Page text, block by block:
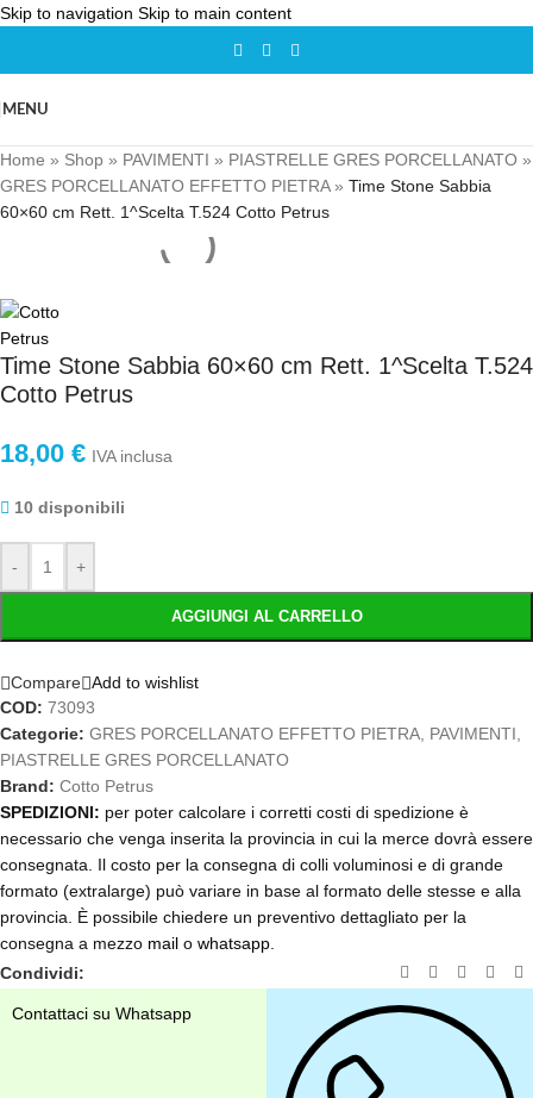
Skip to navigation Skip to main content
MENU
Home » Shop » PAVIMENTI » PIASTRELLE GRES PORCELLANATO »
GRES PORCELLANATO EFFETTO PIETRA» Time Stone Sabbia
60×60 cm Rett. 1^Scelta T.524 Cotto Petrus
Time Stone Sabbia 60×60 cm Rett. 1^Scelta T.524
Cotto Petrus
18,00 € IVA inclusa
10 disponibili
- +
AGGIUNGI AL CARRELLO
Compare Add to wishlist
COD: 73093
Categorie: GRES PORCELLANATO EFFETTO PIETRA PAVIMENTI
PIASTRELLE GRES PORCELLANATO
Brand: Cotto Petrus
SPEDIZIONI: per poter calcolare i corretti costi di spedizione è
necessario che venga inserita la provincia in cui la merce dovrà essere
consegnata. Il costo per la consegna di colli voluminosi e di grande
formato (extralarge) può variare in base al formato delle stesse e alla
provincia. È possibile chiedere un preventivo dettagliato per la
consegna a mezzo mail o whatsapp
Condividi:
Contattaci su Whatsapp